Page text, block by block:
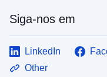
Siga-nos em
LinkedIn
Other